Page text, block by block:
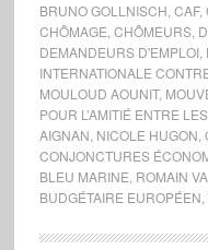
BRUNO GOLLNISCH CAF,
CHÔMAGE CHÔMEURS,
DEMANDEURS D'EMPLOI,
INTERNATIONALE
MOULOUD AOUNIT,
POUR L’AMITIÉ ENTRE
AIGNAN NICOLE HUGON
CONJONCTURES
BLEU MARINE ROMAIN
BUDGÉTAIRE EUROPÉEN